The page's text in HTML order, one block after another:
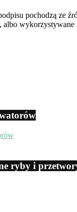
pochodzą ze
albo wykorzystywane
ryby i